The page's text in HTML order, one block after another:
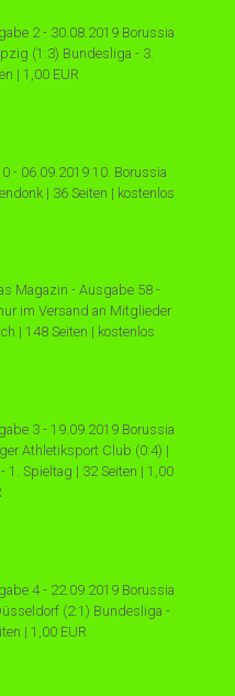
2 - 30.08.2019 Borussia
(1:3) Bundesliga - 3.
| 1,00 EUR
- 06.09.2019 10. Borussia
| 36 Seiten | kostenlos
Magazin - Ausgabe 58 -
im Versand an Mitglieder
| 148 Seiten | kostenlos
3 - 19.09.2019 Borussia
Athletiksport Club (0:4) |
1. Spieltag | 32 Seiten | 1,00
4 - 22.09.2019 Borussia
(2:1) Bundesliga -
| 1,00 EUR